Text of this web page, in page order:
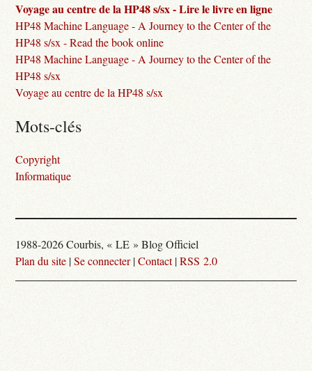
Voyage au centre de la HP48 s/sx - Lire le livre en ligne
HP48 Machine Language - A Journey to the Center of the
HP48 s/sx - Read the book online
HP48 Machine Language - A Journey to the Center of the
HP48 s/sx
Voyage au centre de la HP48 s/sx
Mots-clés
Copyright
Informatique
1988-2026 Courbis, « LE » Blog Officiel
Plan du site |Se connecter|Contact|RSS 2.0